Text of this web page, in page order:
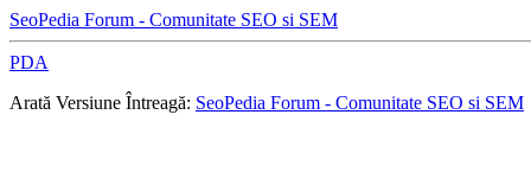
SeoPedia Forum - Comunitate SEO si SEM
PDA
Arată Versiune Întreagă: SeoPedia Forum - Comunitate SEO si SEM